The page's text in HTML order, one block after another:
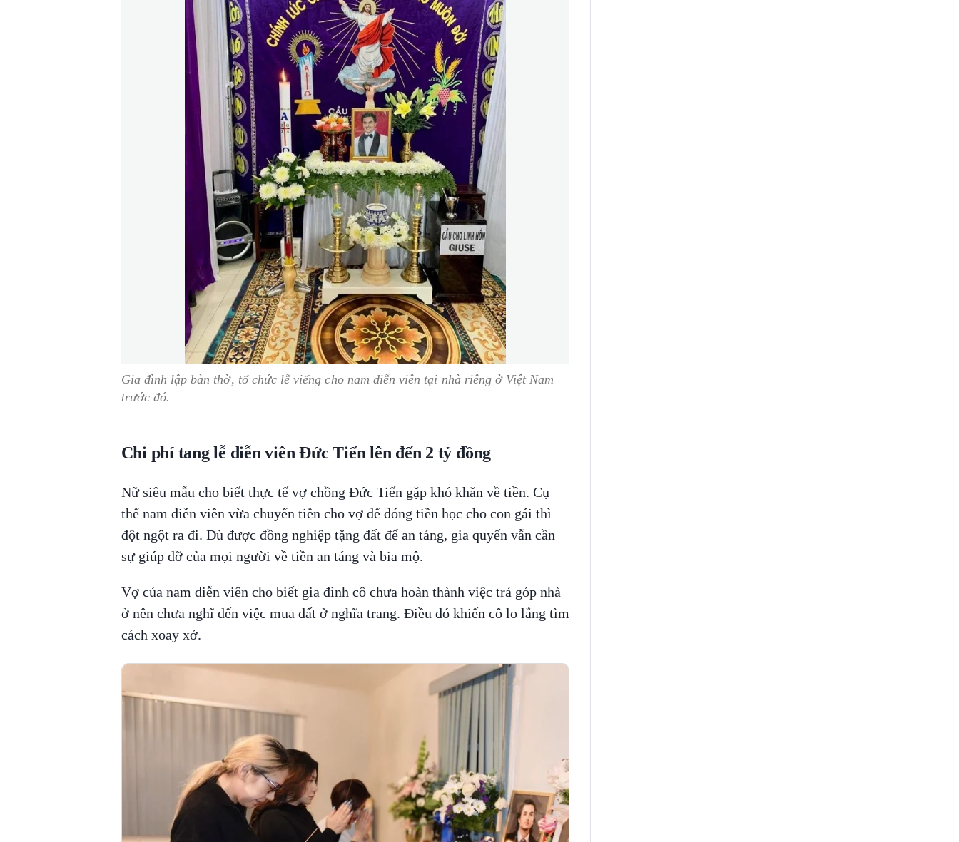
Gia đình lập bàn thờ, tổ chức lễ viếng cho nam diễn viên tại nhà riêng ở Việt Nam
trước đó.
Chi phí tang lễ diễn viên Đức Tiến lên đến 2 tỷ đồng
Nữ siêu mẫu cho biết thực tế vợ chồng Đức Tiến gặp khó khăn về tiền. Cụ
thể nam diễn viên vừa chuyển tiền cho vợ để đóng tiền học cho con gái thì
đột ngột ra đi. Dù được đồng nghiệp tặng đất để an táng, gia quyến vẫn cần
sự giúp đỡ của mọi người về tiền an táng và bia mộ.
Vợ của nam diễn viên cho biết gia đình cô chưa hoàn thành việc trả góp nhà
ở nên chưa nghĩ đến việc mua đất ở nghĩa trang. Điều đó khiến cô lo lắng tìm
cách xoay xở.